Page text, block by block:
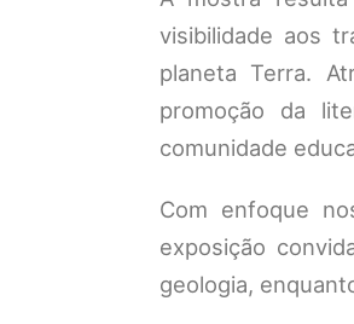
visibilidade aos
planeta Terra.
promoção da
comunidade
Com enfoque
exposição
geologia,